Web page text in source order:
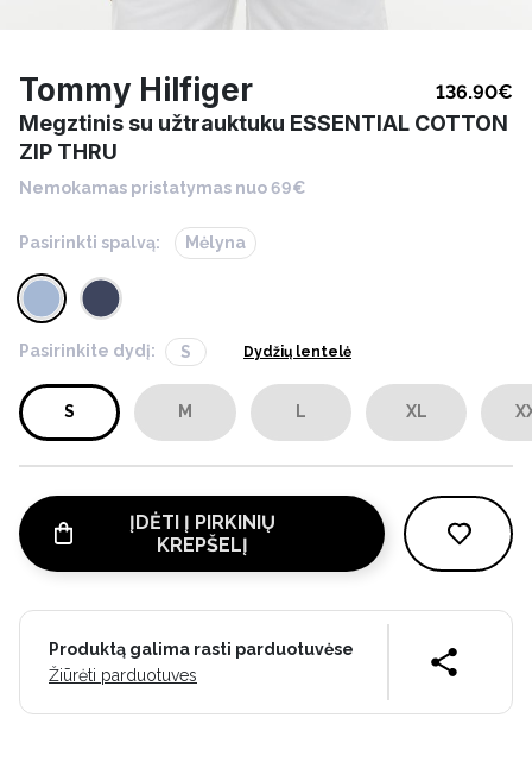
Tommy Hilfiger 136.90€
Megztinis su užtrauktuku ESSENTIAL COTTON
ZIP THRU
Nemokamas pristatymas nuo 69€
Pasirinkti spalvą: Mėlyna
Pasirinkite dydį: S Dydžių lentelė
S M L XL
ĮDĖTI Į PIRKINIŲ
KREPŠELĮ
Produktą galima rasti parduotuvėse
Žiūrėti parduotuves